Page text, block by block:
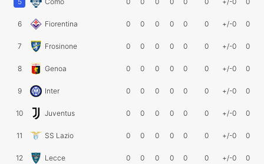
6 Fiorentina 0 0 0 0 0 0 +/-0 0
7 Frosinone 0 0 0 0 0 0 +/-0 0
8 Genoa 0 0 0 0 0 0 +/-0 0
9 Inter 0 0 0 0 0 0 +/-0 0
10 Juventus 0 0 0 0 0 0 +/-0 0
11 SS Lazio 0 0 0 0 0 0 +/-0 0
12 Lecce 0 0 0 0 0 0 +/-0 0